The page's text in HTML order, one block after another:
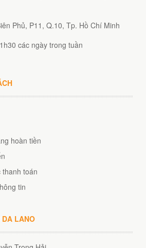
Phủ, P11, Q.10, Tp. Hồ Chí Minh
các ngày trong tuần
hoàn tiền
toán
tin
DA LANO